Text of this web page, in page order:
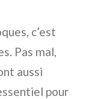
c’est
Pas mal,
aussi
pour